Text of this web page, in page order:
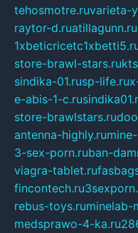
tehosmotre.ruvarieta-
raytor-d.ruatillagunn.ru
store-brawl-stars.ru
sindika-01.rusp-life.ru
e-abis-1-c.ru
store-brawlstars.ru
antenna-highly.ru
3-sex-porn.ruban-
viagra-tablet.ru
fincontech.ru
rebus-toys.ruminelab-
medsprawo-4-ka.ru